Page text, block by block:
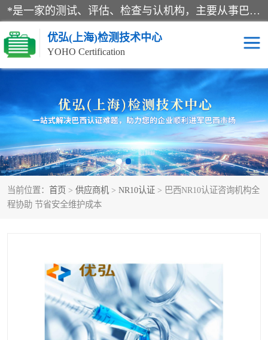
*是一家的测试、评估、检查与认机构，主要从事巴西NR10认证、NR12认证、NR13认证；ANATEL认证、INMTRO认证，欧盟CE认证：MD认证，PED认证，MID认证，ATEX认证，德国蓝色天使认证。
优弘(上海)检测技术中心
YOHO Certification
当前位置： 首页 > 供应商机 > NR10认证 > 巴西NR10认证咨询机构全
程协助 节省安全维护成本
RECYCLASS认证 NR10认证
NR12认证 NR13认证
ART认证 巴西NR认证
巴西认证 RETIE认证